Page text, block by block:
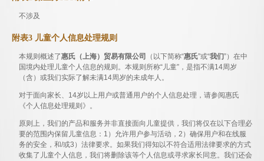
不涉及
附表3 儿童个人信息处理规则
本规则概述了惠氏（上海）贸易有限公司 （以下简称“惠氏”或“我们”）在中
国境内处理儿童个人信息的规则。本规则所称“儿童”，是指不满14周岁
（含）或我们实际了解未满14周岁的未成年人。
对于面向家长、14岁以上用户或普通用户的个人信息处理，请参阅惠氏
《个人信息处理规则》。
原则上，我们的产品和服务并非直接面向儿童提供，我们将仅在以下合理必
要的范围内保留儿童信息：1）允许用户参与活动，2）确保用户和在线服
务的安全，和/或3）法律要求。如果我们得知以不符合适用法律要求的方式
收集了儿童个人信息，我们将删除该等个人信息或寻求家长同意。我们还会